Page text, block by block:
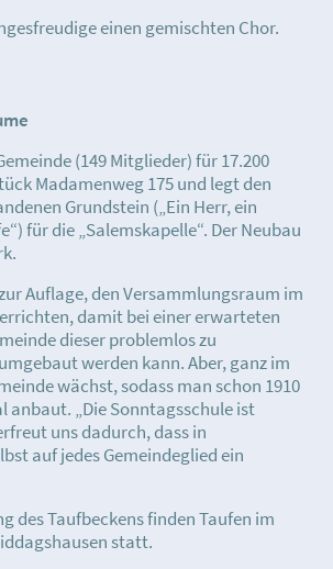
einen gemischten Chor.
(149 Mitglieder) für 17.200
Madamenweg 175 und legt den
Grundstein („Ein Herr, ein
für die „Salemskapelle“. Der Neubau
Auflage, den Versammlungsraum im
damit bei einer erwarteten
dieser problemlos zu
werden kann. Aber, ganz im
wächst, sodass man schon 1910
anbaut. „Die Sonntagsschule ist
uns dadurch, dass in
auf jedes Gemeindeglied ein
des Taufbeckens finden Taufen im
statt.